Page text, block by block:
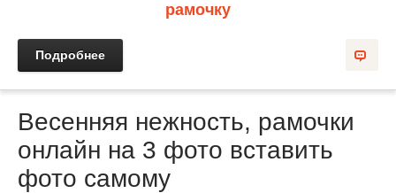
рамочку
Подробнее
Весенняя нежность, рамочки
онлайн на 3 фото вставить
фото самому